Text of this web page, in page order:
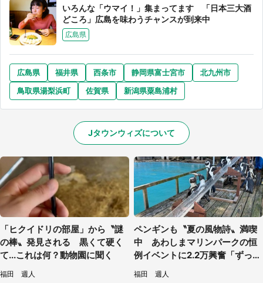
いろんな「ウマイ！」集まってます 「日本三大酒
どころ」広島を味わうチャンスが到来中
広島県
広島県 福井県 西条市 静岡県富士宮市
北九州市
鳥取県湯梨浜町
佐賀県 新潟県粟島浦村
Jタウンウィズについて
「ヒクイドリの部屋」から〝謎
の棒〟発見される 黒くて硬く
て...これは何？動物園に聞く
福田 週人
ペンギンも〝夏の風物詩〟満喫
中 あわしまマリンパークの恒
例イベントに2.2万興奮「ずっと
見てたい」
福田 週人